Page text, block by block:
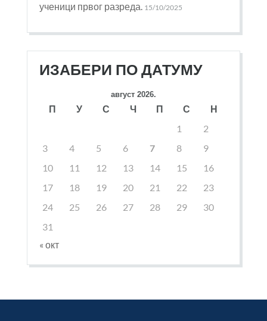
ученици првог разреда. 15/10/2025
ИЗАБЕРИ ПО ДАТУМУ
август 2026.
П У С Ч П С
Н
1
2
3
4 5 6 7 8
9
10
11 12 13 14 15
16
17
18 19 20 21 22
23
24
25 26 27 28 29
30
31
« окт